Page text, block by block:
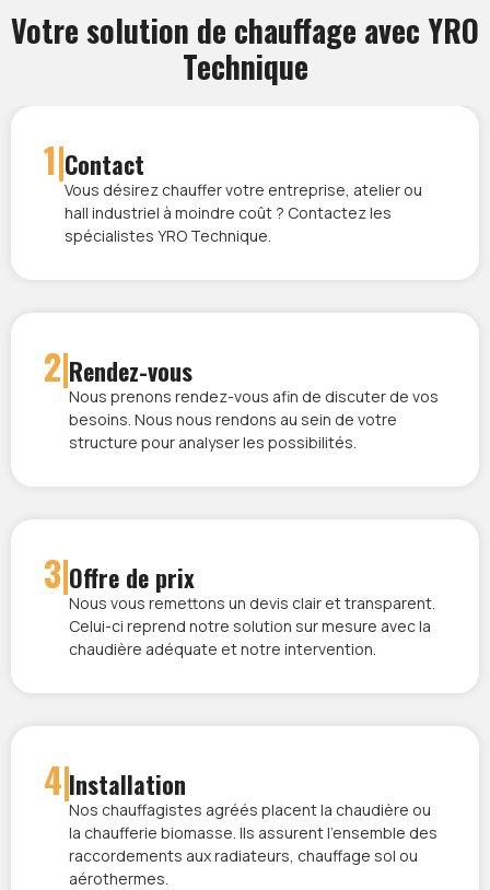
Votre solution de chauffage avec YRO
Technique
1|Contact
Vous désirez chauffer votre entreprise, atelier ou
hall industriel à moindre coût ? Contactez les
spécialistes YRO Technique.
2|Rendez-vous
Nous prenons rendez-vous afin de discuter de vos
besoins. Nous nous rendons au sein de votre
structure pour analyser les possibilités.
3|Offre de prix
Nous vous remettons un devis clair et transparent.
Celui-ci reprend notre solution sur mesure avec la
chaudière adéquate et notre intervention.
4|Installation
Nos chauffagistes agréés placent la chaudière ou
la chaufferie biomasse. Ils assurent l’ensemble des
raccordements aux radiateurs, chauffage sol ou
aérothermes.